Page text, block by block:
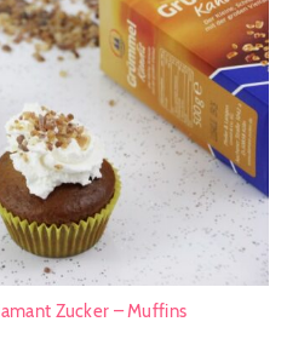
Zucker – Muffins